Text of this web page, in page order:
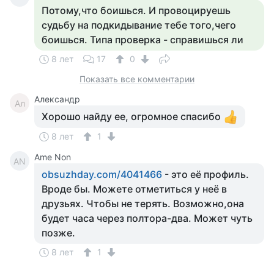
Потому,что боишься. И провоцируешь
судьбу на подкидывание тебе того,чего
боишься. Типа проверка - справишься ли
8 лет 17
0
Показать все комментарии
Ал Александр
Хорошо найду ее, огромное спасибо
8 лет 1
AN Ame Non
obsuzhday.com/4041466 - это её профиль.
Вроде бы. Можете отметиться у неё в
друзьях. Чтобы не терять. Возможно,она
будет часа через полтора-два. Может чуть
позже.
8 лет 1